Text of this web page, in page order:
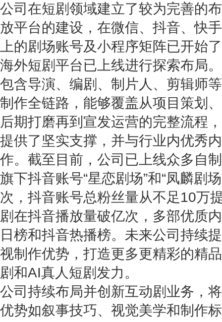
公司在短剧领域建立了较为完善的
放平台的建设，在微信、抖音、快
上的剧场账号及小程序矩阵已开始
海外短剧平台已上线进行探索布局
包含导演、编剧、制片人、剪辑师
制作全链路，能够覆盖从项目策划
后期打磨再到宣发运营的完整流程
提供了坚实支撑，并与行业内优秀
作。截至目前，公司已上线众多自
旗下抖音账号“星恋剧场”和“凤麟剧
次，抖音账号总粉丝量从不足10万
剧在抖音播放量破亿次，多部优质
日榜和抖音热播榜。未来公司持续
视制作优势，打造更多更精彩的精
剧和AI真人短剧发力。
公司持续布局并创新互动剧业务，
优势如叙事技巧、视觉美学和制作